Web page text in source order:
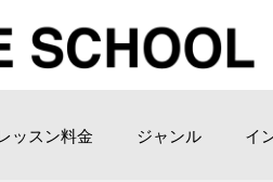
ッスン料金 ジャンル イ